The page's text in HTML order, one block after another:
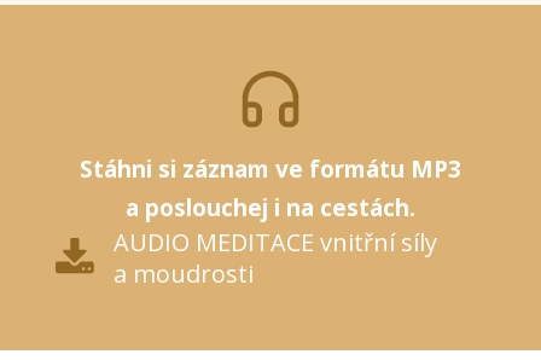
Stáhni si záznam ve formátu MP3
a poslouchej i na cestách.
AUDIO MEDITACE vnitřní síly
a moudrosti